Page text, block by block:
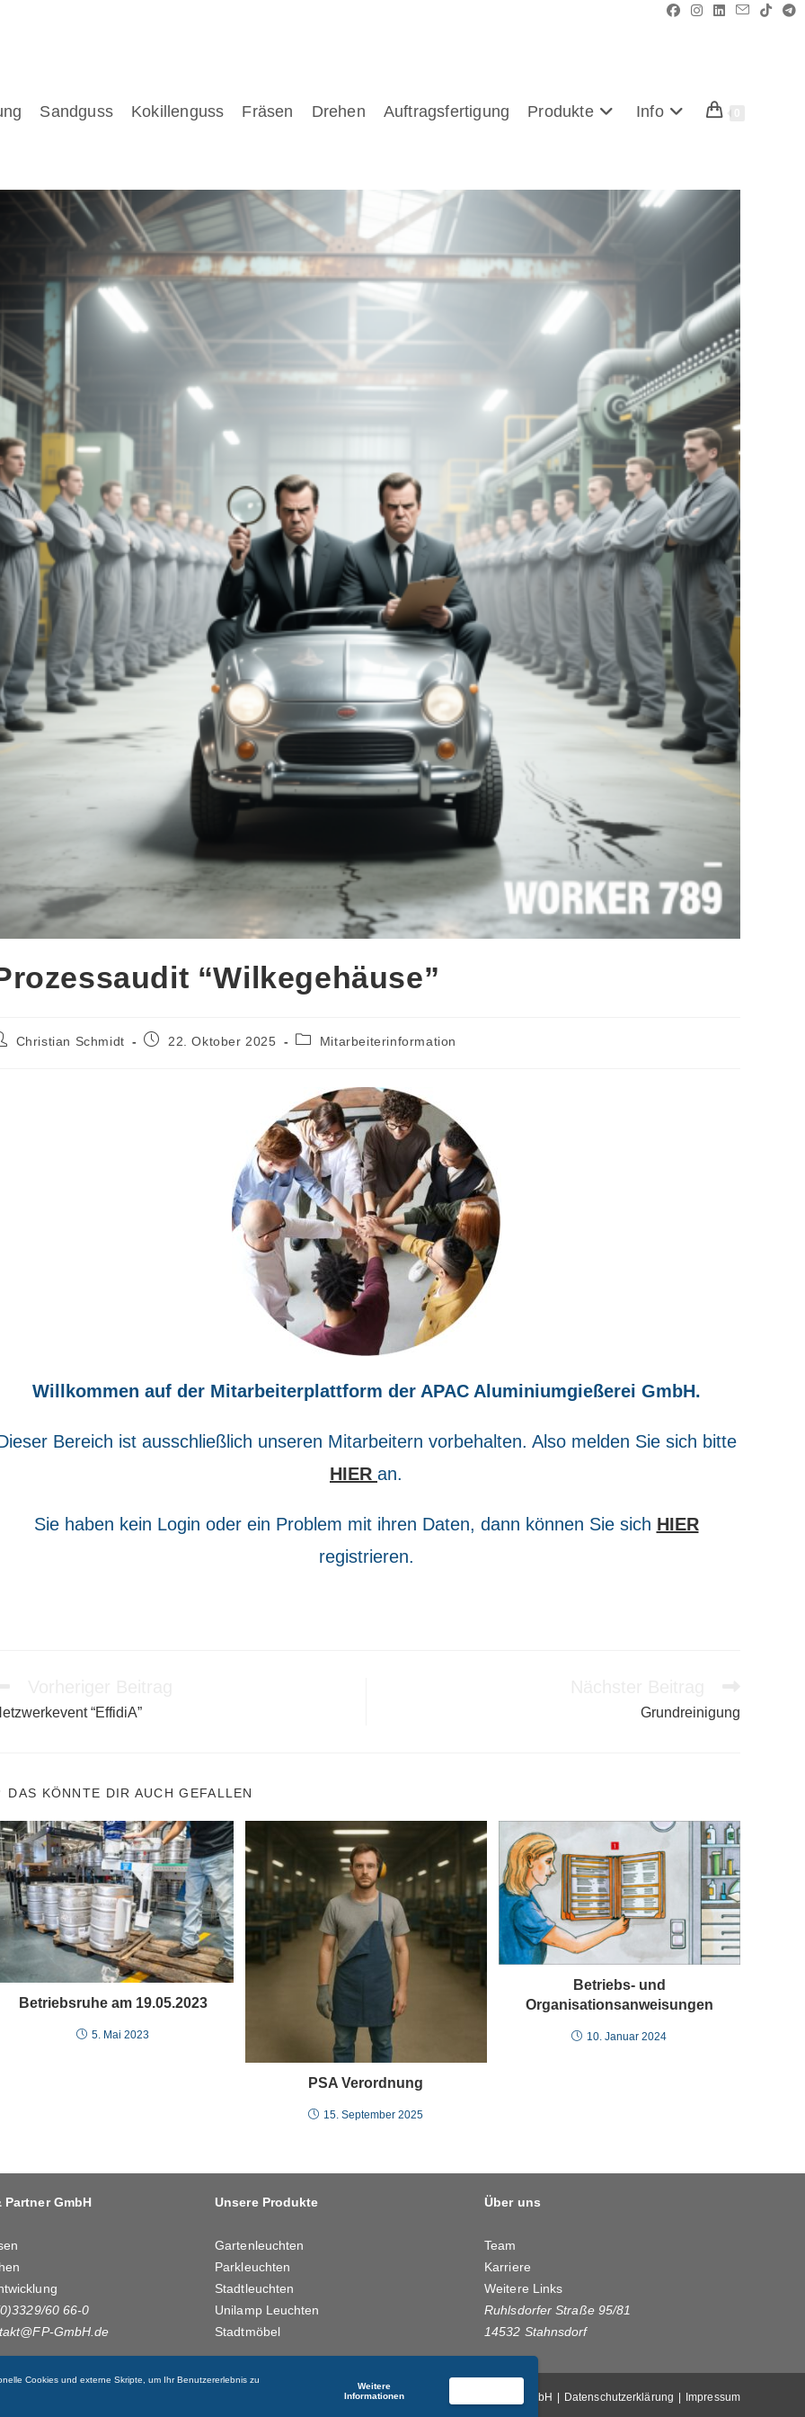
Cookies und externe Skripte, um Ihr Benutzererlebnis zu
Weitere
Informationen
Sandguss Kokillenguss Fräsen Drehen Auftragsfertigung Produkte Info
“Wilkegehäuse”
Christian Schmidt
Beitrag22. Oktober 2025
Beitrags-
Mitarbeiterinformation
Willkommen auf der Mitarbeiterplattform der APAC Aluminiumgießerei GmbH.
Bereich ist ausschließlich unseren Mitarbeitern vorbehalten. Also melden Sie sich bitte
HIER an.
Sie haben kein Login oder ein Problem mit ihren Daten, dann können Sie sich HIER
registrieren.
“EffidiA” Grundreinigung
DAS KÖNNTE DIR AUCH GEFALLEN
Betriebsruhe am 19.05.2023
5. Mai 2023
PSA Verordnung
15. September 2025
Betriebs- und
Organisationsanweisungen
10. Januar 2024
Partner GmbH
60 66-0
GmbH.de
Unsere Produkte
Gartenleuchten
Parkleuchten
Stadtleuchten
Unilamp Leuchten
Stadtmöbel
Über uns
Team
Karriere
Weitere Links
Ruhlsdorfer Straße 95/81
14532 Stahnsdorf
Kontakt APAC GmbH Füllner & Partner GmbH Datenschutzerklärung Impressum